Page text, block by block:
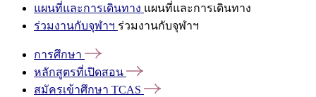
แผนที่และการเดินทาง แผนที่และการเดินทาง
ร่วมงานกับจุฬาฯ ร่วมงานกับจุฬาฯ
การศึกษา
หลักสูตรที่เปิดสอน
สมัครเข้าศึกษา TCAS